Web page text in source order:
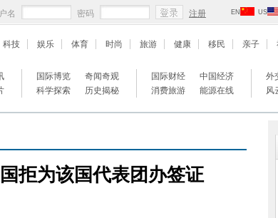
名 密码 注册 EN US
科技 娱乐 体育 时尚 旅游 健康 移民 亲子
国际博览
奇闻奇观
科学探索
历史揭秘
国际财经
中国经济
消费旅游
能源在线
外
风
拒为该国代表团办签证